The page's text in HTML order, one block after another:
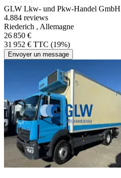
GLW Lkw- und Pkw-Handel GmbH
4.884 reviews
Riederich , Allemagne
26 850 €
31 952 € TTC (19%)
Envoyer un message